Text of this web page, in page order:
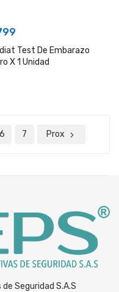
price
is:
Test De Embarazo
X 1 Unidad
6 7 Prox
Seguridad S.A.S